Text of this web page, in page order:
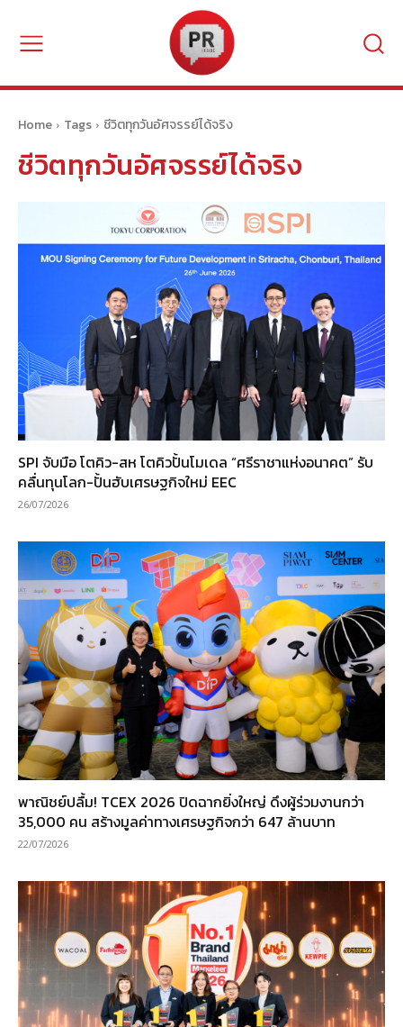
Home Tags ชีวิตทุกวันอัศจรรย์ได้จริง
ชีวิตทุกวันอัศจรรย์ได้จริง
SPI จับมือ โตคิว-สห โตคิวปั้นโมเดล “ศรีราชาแห่งอนาคต” รับ
คลื่นทุนโลก-ปั้นฮับเศรษฐกิจใหม่ EEC
26/07/2026
พาณิชย์ปลื้ม! TCEX 2026 ปิดฉากยิ่งใหญ่ ดึงผู้ร่วมงานกว่า
35,000 คน สร้างมูลค่าทางเศรษฐกิจกว่า 647 ล้านบาท
22/07/2026